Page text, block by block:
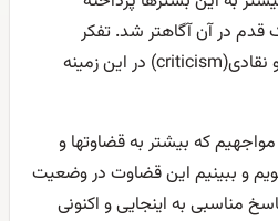
قدم در آن آگاهتر شد. تفکر
انتقادی(critical thinking) و نقادی(criticism) در این زمینه
که بیشتر به قضاوتها و
و ببینیم این قضاوت در وضعیت
مناسبی به اینجایی و اکنونی